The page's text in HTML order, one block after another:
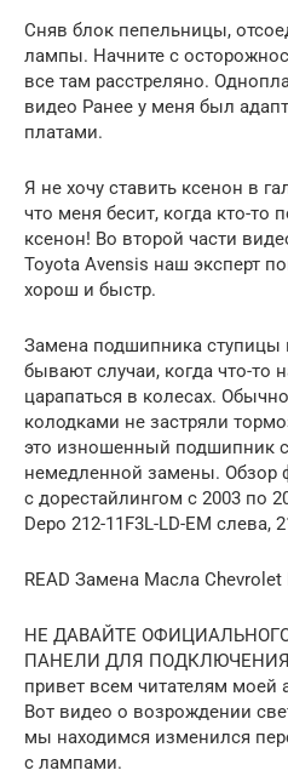
Сняв блок пепельницы,
лампы. Начните с
все там расстреляно.
видео Ранее у меня был
платами.
Я не хочу ставить ксенон в
что меня бесит, когда кто-то
ксенон! Во второй части
Toyota Avensis наш эксперт
хорош и быстр.
Замена подшипника ступицы
бывают случаи, когда что-то
царапаться в колесах.
колодками не застряли
это изношенный подшипник
немедленной замены. Обзор
с дорестайлингом с 2003 по
Depo 212-11F3L-LD-EM слева,
READ Замена Масла Chevrolet
НЕ ДАВАЙТЕ
ПАНЕЛИ ДЛЯ ПОДКЛЮЧЕНИЯ
привет всем читателям
Вот видео о возрождении
мы находимся изменился
с лампами.